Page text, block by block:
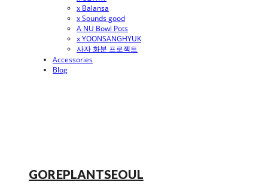
x Balansa
x Sounds good
A NU Bowl Pots
x YOONSANGHYUK
사자 화분 프로젝트
Accessories
Blog
GOREPLANTSEOUL